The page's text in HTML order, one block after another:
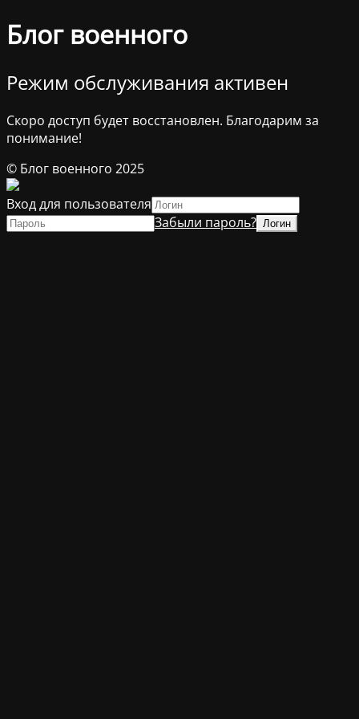
Блог военного
Режим обслуживания активен
Скоро доступ будет восстановлен. Благодарим за
понимание!
© Блог военного 2025
Вход для пользователя
Забыли пароль?